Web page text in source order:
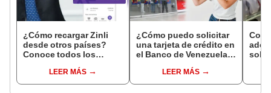
¿Cómo recargar Zinli
desde otros países?
Conoce todos los
LEER MÁS
¿Cómo puedo solicitar
una tarjeta de crédito en
el Banco de Venezuela?
LEER MÁS